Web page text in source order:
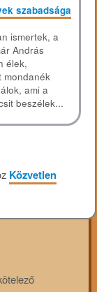
szabadsága
ismertek, a
András
élek,
mondanék
ami a
beszélek...
Közvetlen